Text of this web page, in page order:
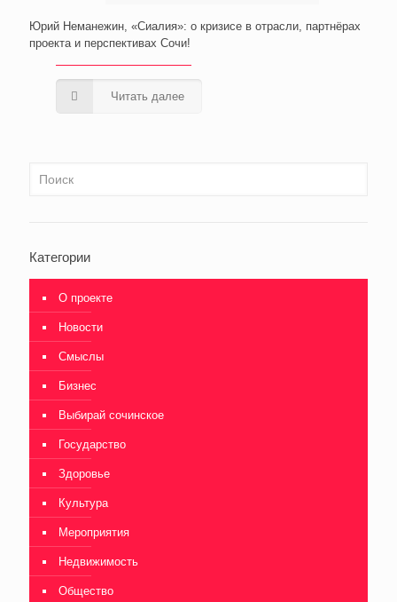
Юрий Неманежин, «Сиалия»: о кризисе в отрасли, партнёрах
проекта и перспективах Сочи!
Читать далее
Категории
О проекте
Новости
Смыслы
Бизнес
Выбирай сочинское
Государство
Здоровье
Культура
Мероприятия
Недвижимость
Общество